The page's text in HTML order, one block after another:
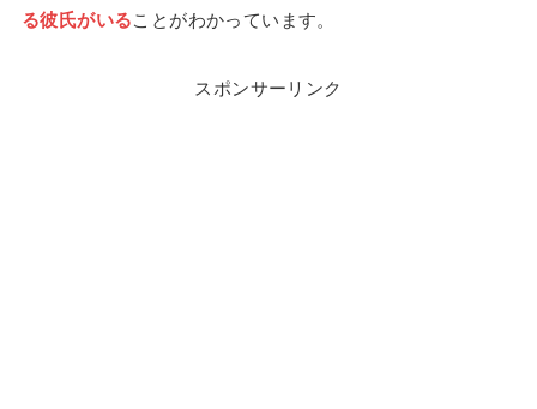
る彼氏がいることがわかっています。
スポンサーリンク